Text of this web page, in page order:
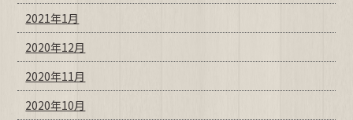
2021年1月
2020年12月
2020年11月
2020年10月